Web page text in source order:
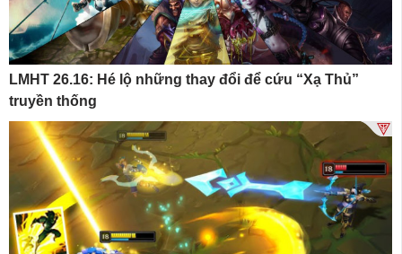
LMHT 26.16: Hé lộ những thay đổi để cứu “Xạ Thủ”
truyền thống